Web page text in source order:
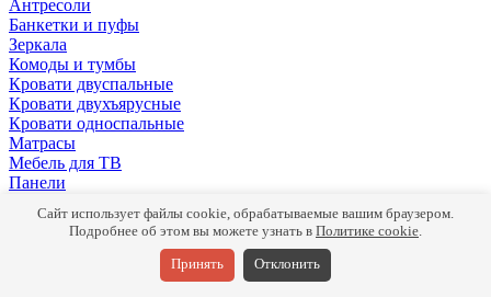
Антресоли
Банкетки и пуфы
Зеркала
Комоды и тумбы
Кровати двуспальные
Кровати двухъярусные
Кровати односпальные
Матрасы
Мебель для ТВ
Панели
Подушки
Прикроватные тумбы
Раздвижные кровати
Сайт использует файлы cookie, обрабатываемые вашим браузером.
Подробнее об этом вы можете узнать в Политике cookie.
Принять Отклонить